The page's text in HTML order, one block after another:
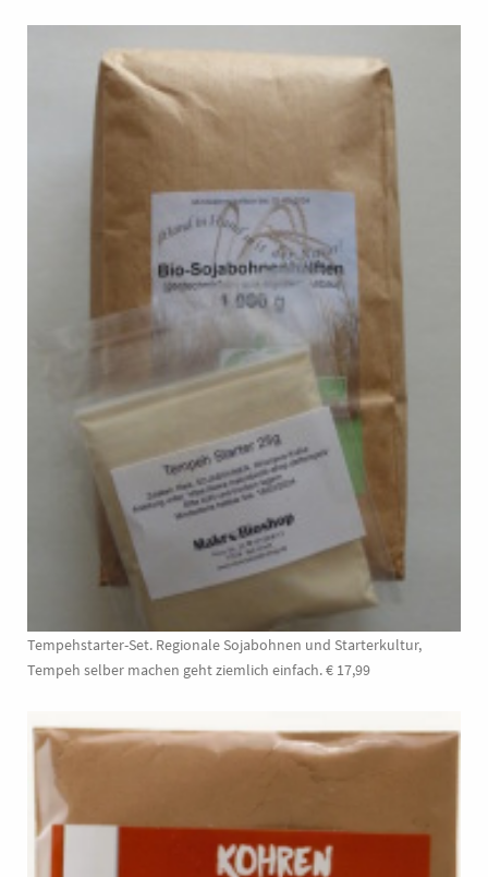
Tempehstarter-Set. Regionale Sojabohnen und Starterkultur,
Tempeh selber machen geht ziemlich einfach. € 17,99